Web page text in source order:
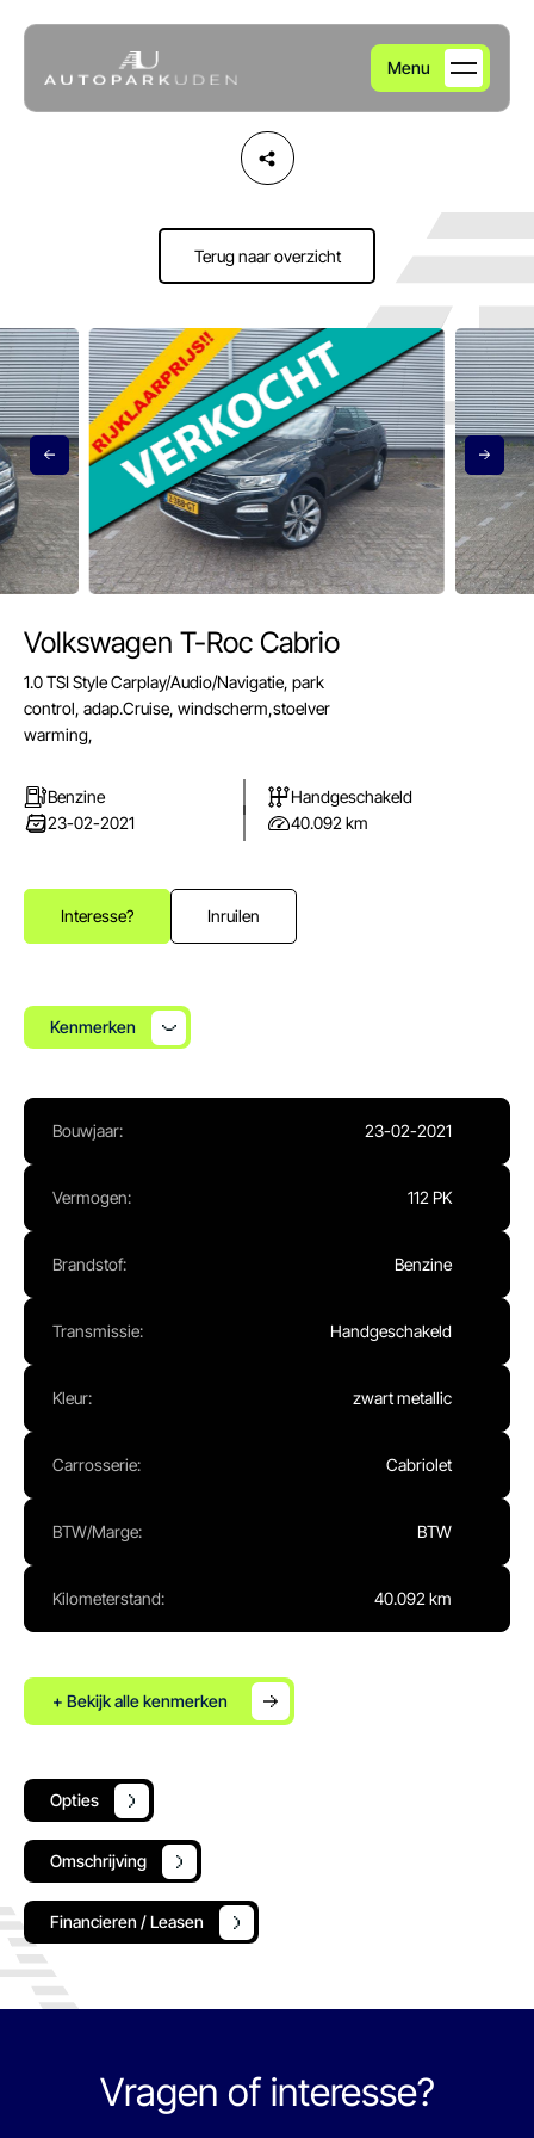
Menu
Aanbod
Over ons
Verkocht
Contact
E-mail
info@autoparkuden.nl
Telefoon
Adres
Openingstijden verkoop
Ma - Vr:08.00 - 17.00
Zo:
Gesloten
Openingstijden werkplaats
Gesloten
Terug naar overzicht
Volkswagen T-Roc Cabrio
1.0 TSI Style Carplay/Audio/Navigatie, park
control, adap.Cruise, windscherm,stoelver
warming,
Benzine
Handgeschakeld
23-02-2021
40.092 km
Interesse? Inruilen
Kenmerken
Bouwjaar: 23-02-2021
Vermogen: 112 PK
Brandstof: Benzine
Transmissie: Handgeschakeld
Kleur: zwart metallic
Carrosserie: Cabriolet
BTW/Marge: BTW
Kilometerstand: 40.092 km
+ Bekijk alle kenmerken
Opties
Omschrijving
Financieren / Leasen
Vragen of interesse?